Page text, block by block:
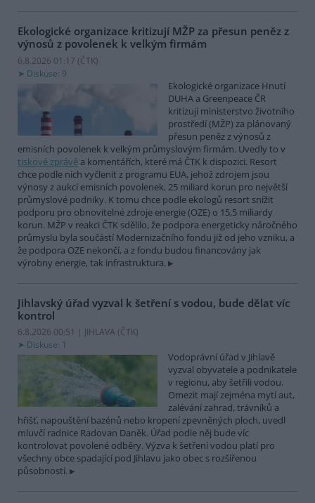
Ekologické organizace kritizují MŽP za přesun peněz z
výnosů z povolenek k velkým firmám
6.8.2026 01:17 (ČTK)
Diskuse: 9
Ekologické organizace Hnutí
DUHA a Greenpeace ČR
kritizují ministerstvo životního
prostředí (MŽP) za plánovaný
přesun peněz z výnosů z
emisních povolenek k velkým průmyslovým firmám. Uvedly to v
tiskové zprávě a komentářích, které má ČTK k dispozici. Resort
chce podle nich vyčlenit z programu EUA, jehož zdrojem jsou
výnosy z aukcí emisních povolenek, 25 miliard korun pro největší
průmyslové podniky. K tomu chce podle ekologů resort snížit
podporu pro obnovitelné zdroje energie (OZE) o 15,5 miliardy
korun. MŽP v reakci ČTK sdělilo, že podpora energeticky náročného
průmyslu byla součástí Modernizačního fondu již od jeho vzniku, a
že podpora OZE nekončí, a z fondu budou financovány jak
výrobny energie, tak infrastruktura.
Jihlavský úřad vyzval k šetření s vodou, bude dělat víc
kontrol
6.8.2026 00:51 | JIHLAVA (ČTK)
Diskuse: 1
Vodoprávní úřad v Jihlavě
vyzval obyvatele a podnikatele
v regionu, aby šetřili vodou.
Omezit mají zejména mytí aut,
zalévání zahrad, trávníků a
hřišť, napouštění bazénů nebo kropení zpevněných ploch, uvedl
mluvčí radnice Radovan Daněk. Úřad podle něj bude víc
kontrolovat povolené odběry. Výzva k šetření vodou platí pro
všechny obce spadající pod Jihlavu jako obec s rozšířenou
působností.